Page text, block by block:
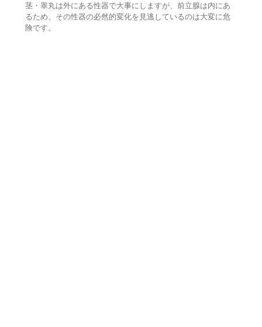
茎・睾丸は外にある性器で大事にしますが、前立腺は内にあ
るため、その性器の必然的変化を見逃しているのは大変に危
険です。